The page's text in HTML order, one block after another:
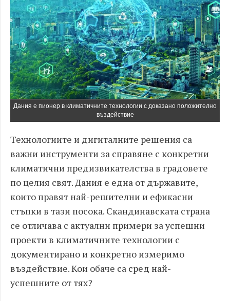
Дания е пионер в климатичните технологии с доказано положително
въздействие
Технологиите и дигиталните решения са
важни инструменти за справяне с конкретни
климатични предизвикателства в градовете
по целия свят. Дания е една от държавите,
които правят най-решителни и ефикасни
стъпки в тази посока. Скандинавската страна
се отличава с актуални примери за успешни
проекти в климатичните технологии с
документирано и конкретно измеримо
въздействие. Кои обаче са сред най-
успешните от тях?